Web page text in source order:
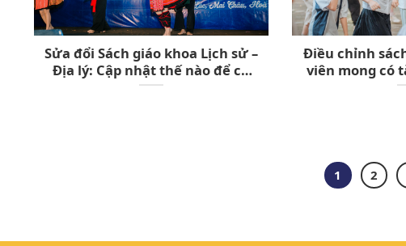
Sửa đổi Sách giáo khoa Lịch sử –
Địa lý: Cập nhật thế nào để cô
dạy đúng – trò học trúng?
Điều chỉnh
viên mong có
sát
1 2